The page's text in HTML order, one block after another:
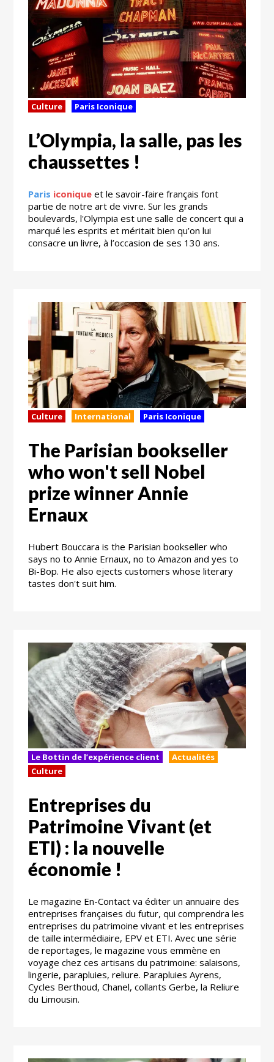
Culture Paris Iconique
L’Olympia, la salle, pas les
chaussettes !
Paris iconique et le savoir-faire français font
partie de notre art de vivre. Sur les grands
boulevards, l'Olympia est une salle de concert qui a
marqué les esprits et méritait bien qu’on lui
consacre un livre, à l’occasion de ses 130 ans.
Culture International Paris Iconique
The Parisian bookseller
who won't sell Nobel
prize winner Annie
Ernaux
Hubert Bouccara is the Parisian bookseller who
says no to Annie Ernaux, no to Amazon and yes to
Bi-Bop. He also ejects customers whose literary
tastes don't suit him.
Le Bottin de l’expérience client
Actualités
Culture
Entreprises du
Patrimoine Vivant (et
ETI) : la nouvelle
économie !
Le magazine En-Contact va éditer un annuaire des
entreprises françaises du futur, qui comprendra les
entreprises du patrimoine vivant et les entreprises
de taille intermédiaire, EPV et ETI. Avec une série
de reportages, le magazine vous emmène en
voyage chez ces artisans du patrimoine: salaisons,
lingerie, parapluies, reliure. Parapluies Ayrens,
Cycles Berthoud, Chanel, collants Gerbe, la Reliure
du Limousin.